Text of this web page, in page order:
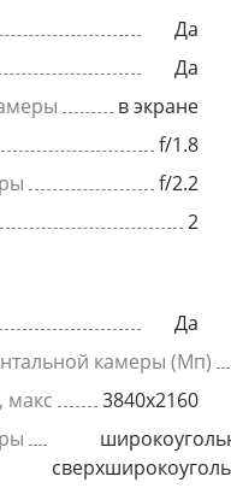
Да
Да
в экране
f/1.8
f/2.2
2
Да
камеры (Мп)
макс
3840x2160